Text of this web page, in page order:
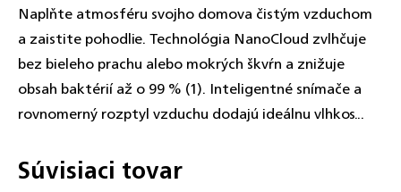
Naplňte atmosféru svojho domova čistým vzduchom
a zaistite pohodlie. Technológia NanoCloud zvlhčuje
bez bieleho prachu alebo mokrých škvŕn a znižuje
obsah baktérií až o 99 % (1). Inteligentné snímače a
rovnomerný rozptyl vzduchu dodajú ideálnu vlhkos...
Súvisiaci tovar